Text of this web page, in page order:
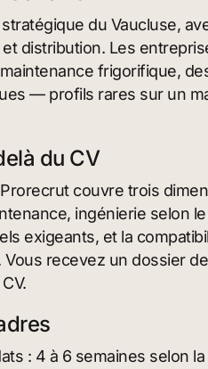
du Vaucluse,
distribution. Les
frigorifique,
— profils rares sur un
du CV
couvre trois
ingénierie selon
exigeants, et la
recevez un dossier
: 4 à 6 semaines selon